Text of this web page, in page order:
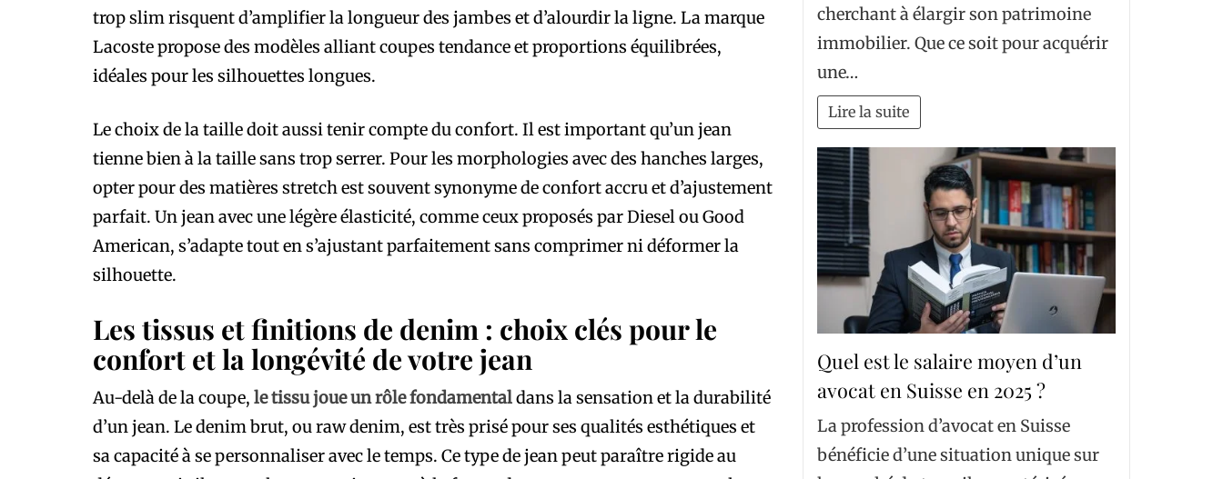
trop slim risquent d’amplifier la longueur des jambes et d’alourdir la ligne. La marque
Lacoste propose des modèles alliant coupes tendance et proportions équilibrées,
idéales pour les silhouettes longues.
Le choix de la taille doit aussi tenir compte du confort. Il est important qu’un jean
tienne bien à la taille sans trop serrer. Pour les morphologies avec des hanches larges,
opter pour des matières stretch est souvent synonyme de confort accru et d’ajustement
parfait. Un jean avec une légère élasticité, comme ceux proposés par Diesel ou Good
American, s’adapte tout en s’ajustant parfaitement sans comprimer ni déformer la
silhouette.
Les tissus et finitions de denim : choix clés pour le
confort et la longévité de votre jean
Au-delà de la coupe, le tissu joue un rôle fondamentaldans la sensation et la durabilité
d’un jean. Le denim brut, ou raw denim, est très prisé pour ses qualités esthétiques et
sa capacité à se personnaliser avec le temps. Ce type de jean peut paraître rigide au
cherchant à élargir son patrimoine
immobilier. Que ce soit pour acquérir
une…
Lire la suite
Quel est le salaire moyen d’un
avocat en Suisse en 2025 ?
La profession d’avocat en Suisse
bénéficie d’une situation unique sur